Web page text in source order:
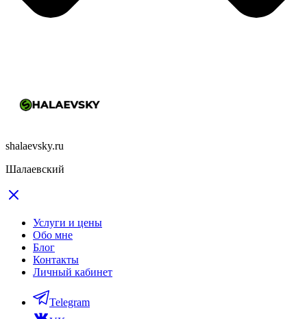
shalaevsky.ru
Шалаевский
Услуги и цены
Обо мне
Блог
Контакты
Личный кабинет
Telegram